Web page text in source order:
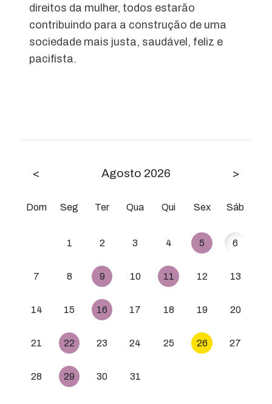
direitos da mulher, todos estarão
contribuindo para a construção de uma
sociedade mais justa, saudável, feliz e
pacifista.
< Agosto 2026 >
Dom Seg Ter Qua Qui Sex Sáb
1 2 3 4 5 6
7 8 9 10 11 12 13
14 15 16 17 18 19 20
21 22 23 24 25 26 27
28 29 30 31